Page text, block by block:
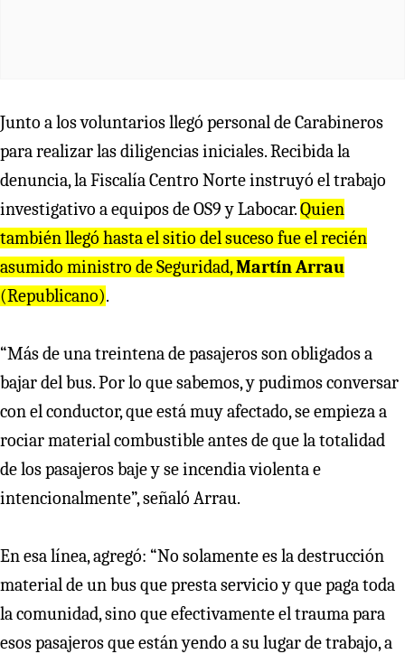
Junto a los voluntarios llegó personal de Carabineros
para realizar las diligencias iniciales. Recibida la
denuncia, la Fiscalía Centro Norte instruyó el trabajo
investigativo a equipos de OS9 y Labocar.Quien
también llegó hasta el sitio del suceso fue el recién
asumido ministro de Seguridad,Martín Arrau
(Republicano).
“Más de una treintena de pasajeros son obligados a
bajar del bus. Por lo que sabemos, y pudimos conversar
con el conductor, que está muy afectado, se empieza a
rociar material combustible antes de que la totalidad
de los pasajeros baje y se incendia violenta e
intencionalmente”, señaló Arrau.
En esa línea, agregó: “No solamente es la destrucción
material de un bus que presta servicio y que paga toda
la comunidad, sino que efectivamente el trauma para
esos pasajeros que están yendo a su lugar de trabajo, a